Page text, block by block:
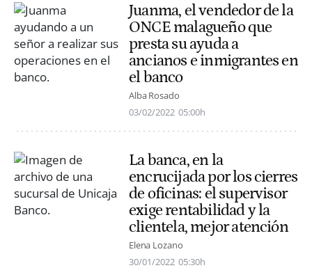
Juanma, el vendedor de la
ONCE malagueño que
presta su ayuda a
ancianos e inmigrantes en
el banco
Alba Rosado
03/02/2022 05:00h
La banca, en la
encrucijada por los cierres
de oficinas: el supervisor
exige rentabilidad y la
clientela, mejor atención
Elena Lozano
30/01/2022 05:30h